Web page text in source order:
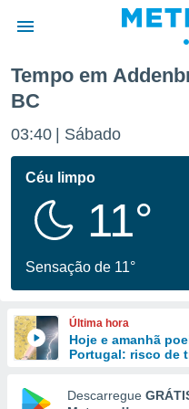
da
foi
para
e
forma
Tempo em
BC
03:40 Sábado
Céu limpo
11°
Sensação de 11°
Última hora
Hoje e amanhã
Portugal: risco de
Descarregue